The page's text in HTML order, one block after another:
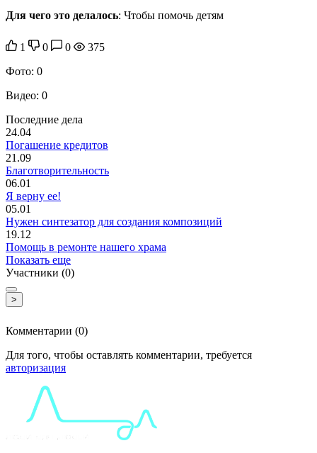
Для чего это делалось: Чтобы помочь детям
1 0 0
375
Фото: 0
Видео: 0
Последние дела
24.04
Погашение кредитов
21.09
Благотворительность
06.01
Я верну ее!
05.01
Нужен синтезатор для создания композиций
19.12
Помощь в ремонте нашего храма
Показать еще
Участники (0)
>
Комментарии (0)
Для того, чтобы оставлять комментарии, требуется
авторизация